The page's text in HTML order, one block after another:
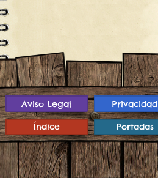
Privacidad
Aviso Legal
Portadas
Índice